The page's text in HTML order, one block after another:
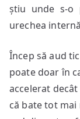
știu unde s-o
urechea
Încep să aud
poate doar în
accelerat
că bate tot mai